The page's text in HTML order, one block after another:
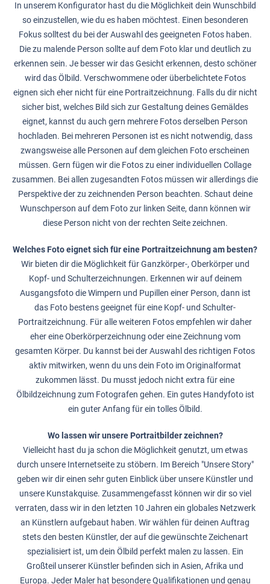
In unserem Konfigurator hast du die Möglichkeit dein Wunschbild
so einzustellen, wie du es haben möchtest. Einen besonderen
Fokus solltest du bei der Auswahl des geeigneten Fotos haben.
Die zu malende Person sollte auf dem Foto klar und deutlich zu
erkennen sein. Je besser wir das Gesicht erkennen, desto schöner
wird das Ölbild. Verschwommene oder überbelichtete Fotos
eignen sich eher nicht für eine Portraitzeichnung. Falls du dir nicht
sicher bist, welches Bild sich zur Gestaltung deines Gemäldes
eignet, kannst du auch gern mehrere Fotos derselben Person
hochladen. Bei mehreren Personen ist es nicht notwendig, dass
zwangsweise alle Personen auf dem gleichen Foto erscheinen
müssen. Gern fügen wir die Fotos zu einer individuellen Collage
zusammen. Bei allen zugesandten Fotos müssen wir allerdings die
Perspektive der zu zeichnenden Person beachten. Schaut deine
Wunschperson auf dem Foto zur linken Seite, dann können wir
diese Person nicht von der rechten Seite zeichnen.
Welches Foto eignet sich für eine Portraitzeichnung am besten?
Wir bieten dir die Möglichkeit für Ganzkörper-, Oberkörper und
Kopf- und Schulterzeichnungen. Erkennen wir auf deinem
Ausgangsfoto die Wimpern und Pupillen einer Person, dann ist
das Foto bestens geeignet für eine Kopf- und Schulter-
Portraitzeichnung. Für alle weiteren Fotos empfehlen wir daher
eher eine Oberkörperzeichnung oder eine Zeichnung vom
gesamten Körper. Du kannst bei der Auswahl des richtigen Fotos
aktiv mitwirken, wenn du uns dein Foto im Originalformat
zukommen lässt. Du musst jedoch nicht extra für eine
Ölbildzeichnung zum Fotografen gehen. Ein gutes Handyfoto ist
ein guter Anfang für ein tolles Ölbild.
Wo lassen wir unsere Portraitbilder zeichnen?
Vielleicht hast du ja schon die Möglichkeit genutzt, um etwas
durch unsere Internetseite zu stöbern. Im Bereich "Unsere Story"
geben wir dir einen sehr guten Einblick über unsere Künstler und
unsere Kunstakquise. Zusammengefasst können wir dir so viel
verraten, dass wir in den letzten 10 Jahren ein globales Netzwerk
an Künstlern aufgebaut haben. Wir wählen für deinen Auftrag
stets den besten Künstler, der auf die gewünschte Zeichenart
spezialisiert ist, um dein Ölbild perfekt malen zu lassen. Ein
Großteil unserer Künstler befinden sich in Asien, Afrika und
Europa. Jeder Maler hat besondere Qualifikationen und genau